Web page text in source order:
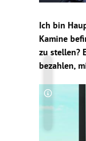
Ich bin
Kamine
zu stellen?
bezahlen,
Copyright-